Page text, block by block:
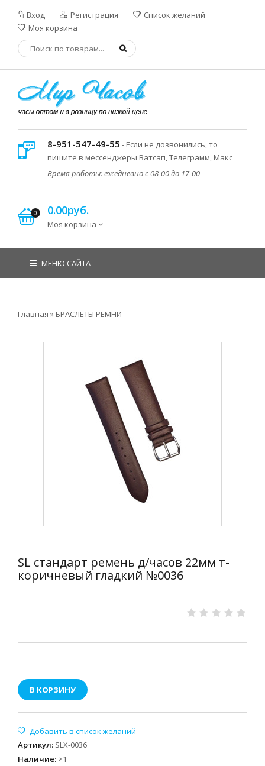
Вход Регистрация
Список желаний
Моя корзина
8-951-547-49-55 - Если не дозвонились, то
пишите в мессенджеры Ватсап, Телеграмм, Макс
Время работы: ежедневно с 08-00 до 17-00
0 0.00руб.
Моя корзина
МЕНЮ САЙТА
Главная » БРАСЛЕТЫ РЕМНИ
SL стандарт ремень д/часов 22мм т-
коричневый гладкий №0036
В КОРЗИНУ
Артикул: SLX-0036
Наличие: >1